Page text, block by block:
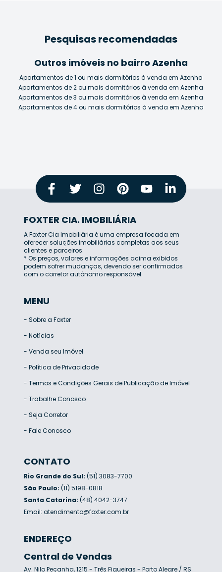
Pesquisas recomendadas
Outros imóveis no bairro Azenha
Apartamentos de 1 ou mais dormitórios à venda em Azenha
Apartamentos de 2 ou mais dormitórios à venda em Azenha
Apartamentos de 3 ou mais dormitórios à venda em Azenha
Apartamentos de 4 ou mais dormitórios à venda em Azenha
FOXTER CIA. IMOBILIÁRIA
A Foxter Cia Imobiliária é uma empresa focada em
oferecer soluções imobiliárias completas aos seus
clientes e parceiros.
* Os preços, valores e informações acima exibidos
podem sofrer mudanças, devendo ser confirmados
com o corretor autônomo responsável.
MENU
- Sobre a Foxter
- Notícias
- Venda seu Imóvel
- Política de Privacidade
- Termos e Condições Gerais de Publicação de Imóvel
- Trabalhe Conosco
- Seja Corretor
- Fale Conosco
CONTATO
Rio Grande do Sul: (51) 3083-7700
São Paulo: (11) 5198-0818
Santa Catarina: (48) 4042-3747
Email: atendimento@foxter.com.br
ENDEREÇO
Central de Vendas
Av. Nilo Peçanha, 1215 - Três Figueiras - Porto Alegre / RS